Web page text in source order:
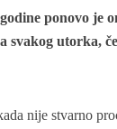
ponovo je
utorka,
nije stvarno